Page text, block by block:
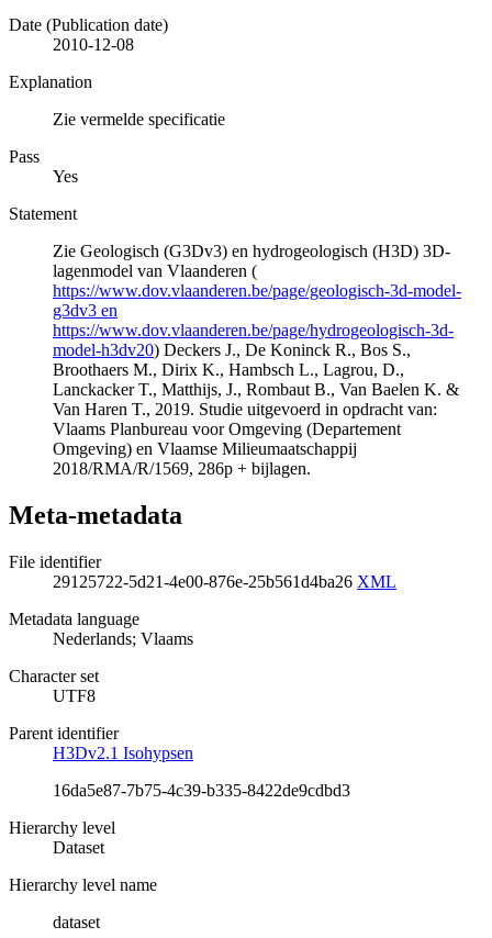
Date (Publication date)
2010-12-08
Explanation
Zie vermelde specificatie
Pass
Yes
Statement
Zie Geologisch (G3Dv3) en hydrogeologisch (H3D) 3D-
lagenmodel van Vlaanderen (
https://www.dov.vlaanderen.be/page/geologisch-3d-model-
g3dv3 en
https://www.dov.vlaanderen.be/page/hydrogeologisch-3d-
model-h3dv20) Deckers J., De Koninck R., Bos S.,
Broothaers M., Dirix K., Hambsch L., Lagrou, D.,
Lanckacker T., Matthijs, J., Rombaut B., Van Baelen K. &
Van Haren T., 2019. Studie uitgevoerd in opdracht van:
Vlaams Planbureau voor Omgeving (Departement
Omgeving) en Vlaamse Milieumaatschappij
2018/RMA/R/1569, 286p + bijlagen.
Meta-metadata
File identifier
29125722-5d21-4e00-876e-25b561d4ba26 XML
Metadata language
Nederlands; Vlaams
Character set
UTF8
Parent identifier
H3Dv2.1 Isohypsen
16da5e87-7b75-4c39-b335-8422de9cdbd3
Hierarchy level
Dataset
Hierarchy level name
dataset